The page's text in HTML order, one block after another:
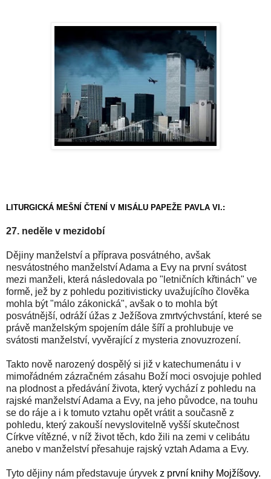
LITURGICKÁ MEŠNÍ ČTENÍ V MISÁLU PAPEŽE PAVLA VI.:
27. neděle v mezidobí
Dějiny manželství a příprava posvátného, avšak
nesvátostného manželství Adama a Evy na první svátost
mezi manželi, která následovala po "letničních křtinách" ve
formě, jež by z pohledu pozitivisticky uvažujícího člověka
mohla být "málo zákonická", avšak o to mohla být
posvátnější, odráží úžas z Ježíšova zmrtvýchvstání, které se
právě manželským spojením dále šíří a prohlubuje ve
svátosti manželství, vyvěrající z mysteria znovuzrození.
Takto nově narozený dospělý si již v katechumenátu i v
mimořádném zázračném zásahu Boží moci osvojuje pohled
na plodnost a předávání života, který vychází z pohledu na
rajské manželství Adama a Evy, na jeho původce, na touhu
se do ráje a i k tomuto vztahu opět vrátit a současně z
pohledu, který zakouší nevyslovitelně vyšší skutečnost
Církve vítězné, v níž život těch, kdo žili na zemi v celibátu
anebo v manželství přesahuje rajský vztah Adama a Evy.
Tyto dějiny nám představuje úryvek z první knihy Mojžíšovy.